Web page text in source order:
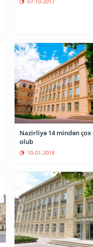
Nazirliyə 14 mindən
olub
10-01-2018